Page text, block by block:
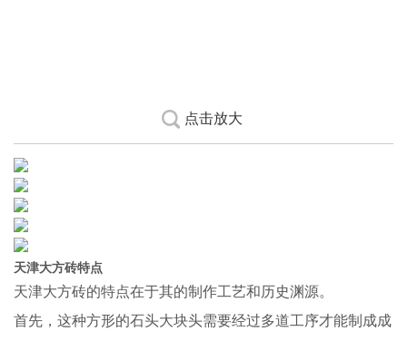
点击放大
天津大方砖特点
天津大方砖的特点在于其的制作工艺和历史渊源。
首先，这种方形的石头大块头需要经过多道工序才能制成成